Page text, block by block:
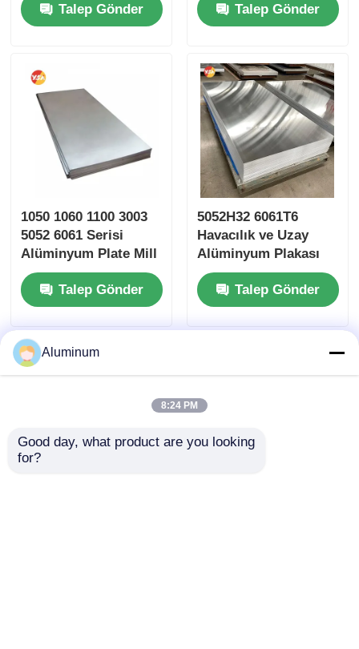
Alüminyum Alaşımlı
Plak Özel Boyut
Konteyner Nakliye
Talep Gönder
Otomotiv ve havacılık
bileşenleri için
Talep Gönder
1050 1060 1100 3003
5052 6061 Serisi
Alüminyum Plate Mill
Finish 0.2-6.0mm
Otomatik Denizcilik
Havacılık İnşaat
Profilleri için
Talep Gönder
5052H32 6061T6
Havacılık ve Uzay
Alüminyum Plakası
Deniz Güvertesine
Kaplı PVDF Otomatik
Dökme Bina Cephesi
Talep Gönder
Aluminum
8:24 PM
Good day, what product are you looking
for?